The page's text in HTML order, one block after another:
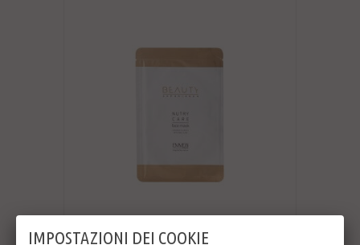
IMPOSTAZIONI DEI COOKIE